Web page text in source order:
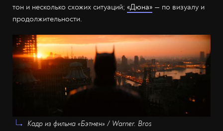
тон и несколько схожих ситуаций; «Дюна» — по визуалу и
продолжительности.
Кадр из фильма «Бэтмен» / Warner. Bros